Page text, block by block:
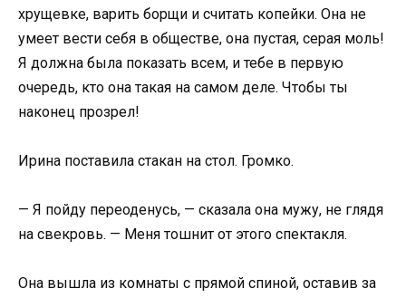
хрущевке, варить борщи и считать копейки. Она не
умеет вести себя в обществе, она пустая, серая моль!
Я должна была показать всем, и тебе в первую
очередь, кто она такая на самом деле. Чтобы ты
наконец прозрел!
Ирина поставила стакан на стол. Громко.
— Я пойду переоденусь, — сказала она мужу, не глядя
на свекровь. — Меня тошнит от этого спектакля.
Она вышла из комнаты с прямой спиной, оставив за